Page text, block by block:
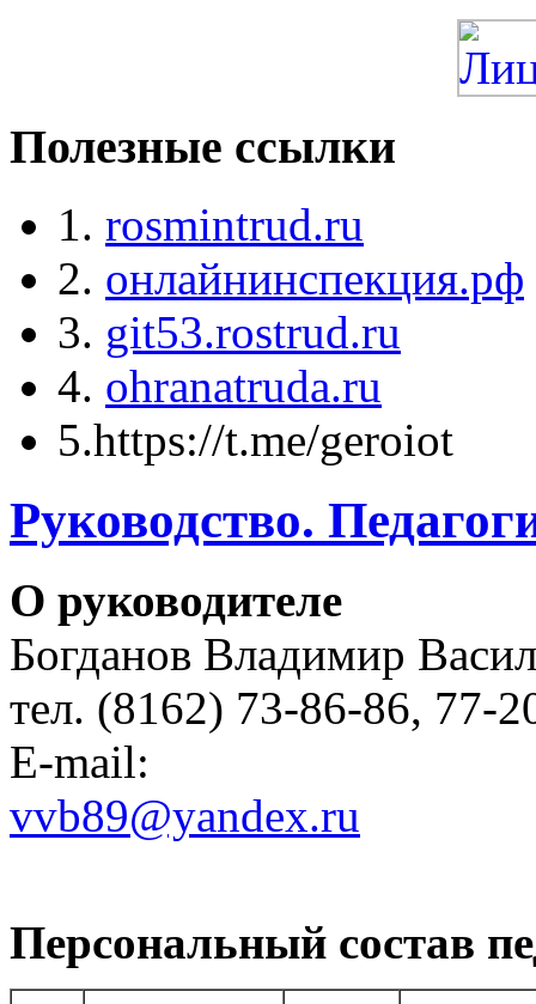
Полезные ссылки
1. rosmintrud.ru
2. онлайнинспекция.рф
3. git53.rostrud.ru
4. ohranatruda.ru
5.https://t.me/geroiot
Руководство.
О руководителе
Богданов Владимир
тел. (8162) 73-86-86, 77-
E-mail:
vvb89@yandex.ru
Персональный состав